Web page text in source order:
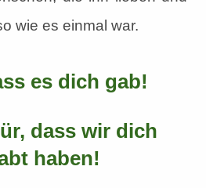
wie es einmal war.
es dich gab!
dass wir dich
haben!